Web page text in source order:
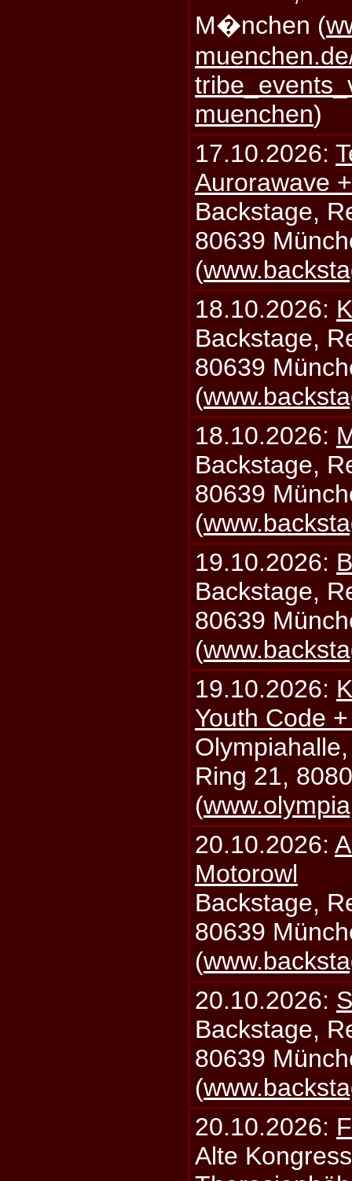
M�nchen (
muenchen)
17.10.2026:
Aurorawave
Backstage,
80639
(
18.10.2026:
Backstage,
80639
(
18.10.2026:
Backstage,
80639
(
19.10.2026:
Backstage,
80639
(
19.10.2026:
Youth Code
Ring 21,
(
20.10.2026:
Motorowl
Backstage,
80639
(
20.10.2026:
Backstage,
80639
(
20.10.2026:
Alte